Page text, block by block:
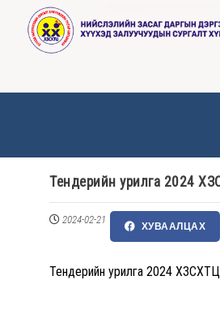
ТАНИЛЦУУЛГА
МЭДЭЭ, МЭДЭЭЛЭЛ
Тендерийн урилга 2024
2024-02-21 ХУВААЛЦАХ
Тендерийн урилга 2024 ХЗСХТЦ